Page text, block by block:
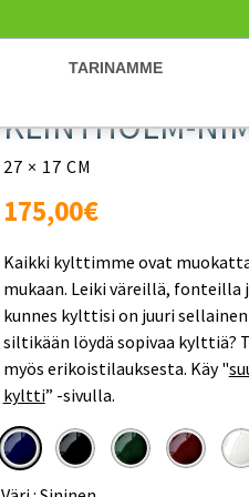
TARINAMME
KLINTHOLM-
27 × 17 CM
Normaali
hinta
175,00€
Kaikki kylttimme ovat
mukaan. Leiki väreillä, fonteilla
kunnes kylttisi on juuri
siltikään löydä sopivaa kylttiä?
myös erikoistilauksesta. Käy"
kyltti” -sivulla.